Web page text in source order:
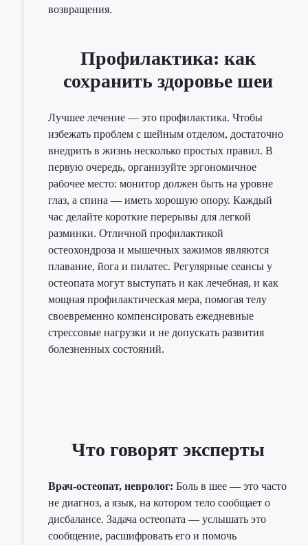
возвращения.
Профилактика: как
сохранить здоровье шеи
Лучшее лечение — это профилактика. Чтобы
избежать проблем с шейным отделом, достаточно
внедрить в жизнь несколько простых правил. В
первую очередь, организуйте эргономичное
рабочее место: монитор должен быть на уровне
глаз, а спина — иметь хорошую опору. Каждый
час делайте короткие перерывы для легкой
разминки. Отличной профилактикой
остеохондроза и мышечных зажимов являются
плавание, йога и пилатес. Регулярные сеансы у
остеопата могут выступать и как лечебная, и как
мощная профилактическая мера, помогая телу
своевременно компенсировать ежедневные
стрессовые нагрузки и не допускать развития
болезненных состояний.
Что говорят эксперты
Врач-остеопат, невролог: Боль в шее — это часто
не диагноз, а язык, на котором тело сообщает о
дисбалансе. Задача остеопата — услышать это
сообщение, расшифровать его и помочь